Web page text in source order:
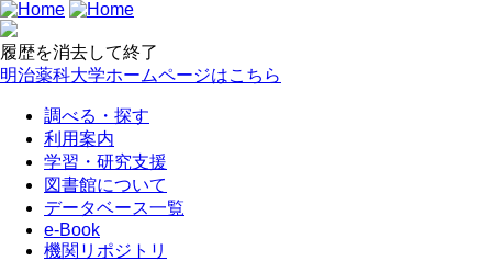
履歴を消去して終了
明治薬科大学ホームページはこちら
調べる・探す
利用案内
学習・研究支援
図書館について
データベース一覧
e-Book
機関リポジトリ